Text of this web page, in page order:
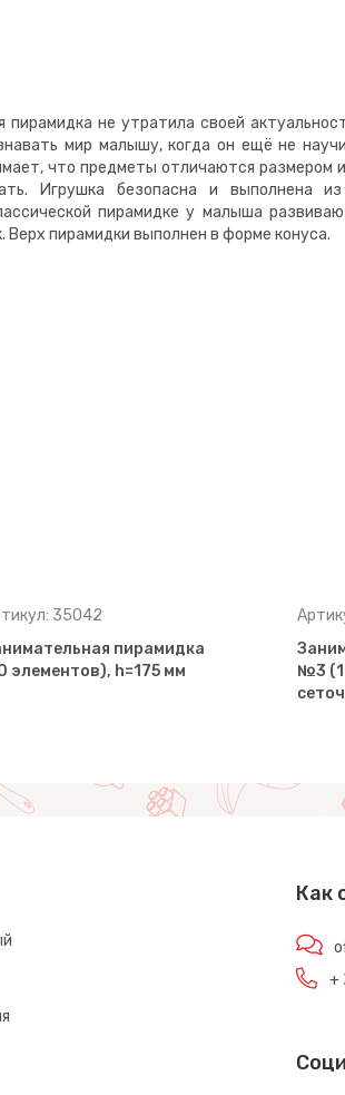
пирамидка не утратила своей
мир малышу, когда он ещё не
что предметы отличаются размером
Игрушка безопасна и выполнена из
пирамидке у малыша
Верх пирамидки выполнен в форме конуса.
35042
пирамидка
элементов), h=175 мм
№3
Как
+